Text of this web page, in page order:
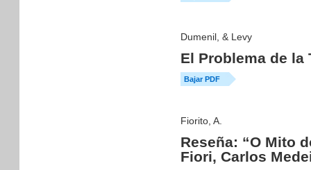
Dumenil, & Levy
El Problema de la
Bajar PDF
Fiorito, A.
Reseña: “O Mito
Fiori, Carlos